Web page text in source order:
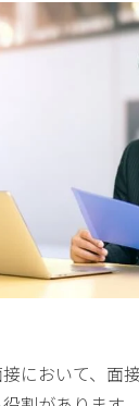
において、面